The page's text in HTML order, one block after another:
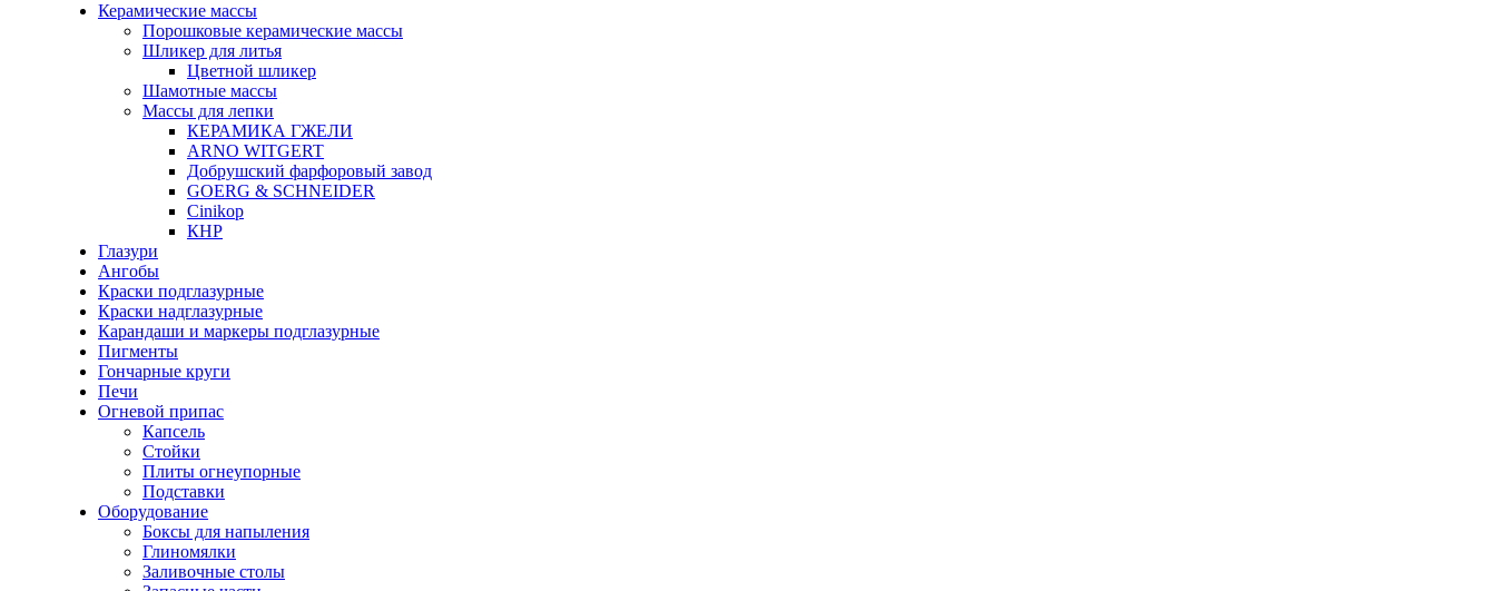
Керамические массы
Порошковые керамические массы
Шликер для литья
Цветной шликер
Шамотные массы
Массы для лепки
КЕРАМИКА ГЖЕЛИ
ARNO WITGERT
Добрушский фарфоровый завод
GOERG & SCHNEIDER
Cinikop
КНР
Глазури
Ангобы
Краски подглазурные
Краски надглазурные
Карандаши и маркеры подглазурные
Пигменты
Гончарные круги
Печи
Огневой припас
Капсель
Стойки
Плиты огнеупорные
Подставки
Оборудование
Боксы для напыления
Глиномялки
Заливочные столы